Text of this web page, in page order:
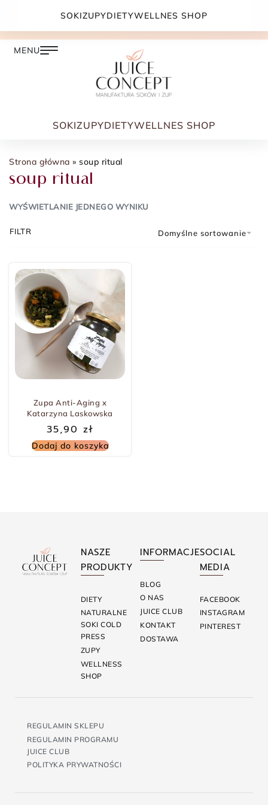
DARMOWA DOSTAWA PRZY ZAMÓWIENIU JUŻ OD
SOKIZUPYDIETYWELLNES SHOP
Strona główna » soup ritual
soup ritual
WYŚWIETLANIE JEDNEGO WYNIKU
Domyślne sortowanie
FILTR
Zupa Anti-Aging x
Katarzyna Laskowska
35,90 zł
Dodaj do koszyka
NASZE
PRODUKTY
DIETY
NATURALNE
SOKI COLD
PRESS
ZUPY
WELLNESS
SHOP
INFORMACJE
BLOG
O NAS
JUICE CLUB
KONTAKT
DOSTAWA
SOCIAL
MEDIA
FACEBOOK
INSTAGRAM
PINTEREST
REGULAMIN SKLEPU
REGULAMIN PROGRAMU
JUICE CLUB
POLITYKA PRYWATNOŚCI
SOKIZUPYDIETYWELLNES SHOP